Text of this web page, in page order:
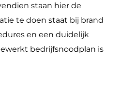
staan hier de
te doen staat bij brand
en een duidelijk
bedrijfsnoodplan is